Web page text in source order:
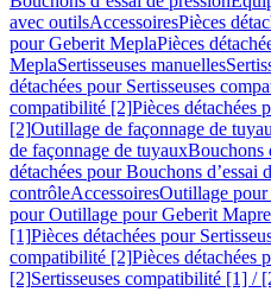
avec outilsAccessoiresPièces
pour Geberit MeplaPièces
MeplaSertisseuses manuelles
détachées pour Sertisseuses
compatibilité [2]Pièces détachées
[2]Outillage de façonnage de
de façonnage de tuyauxBouchons
détachées pour Bouchons d’essai
contrôleAccessoiresOutillage pour
pour Outillage pour Geberit
[1]Pièces détachées pour
compatibilité [2]Pièces détachées
[2]Sertisseuses compatibilité [1] /